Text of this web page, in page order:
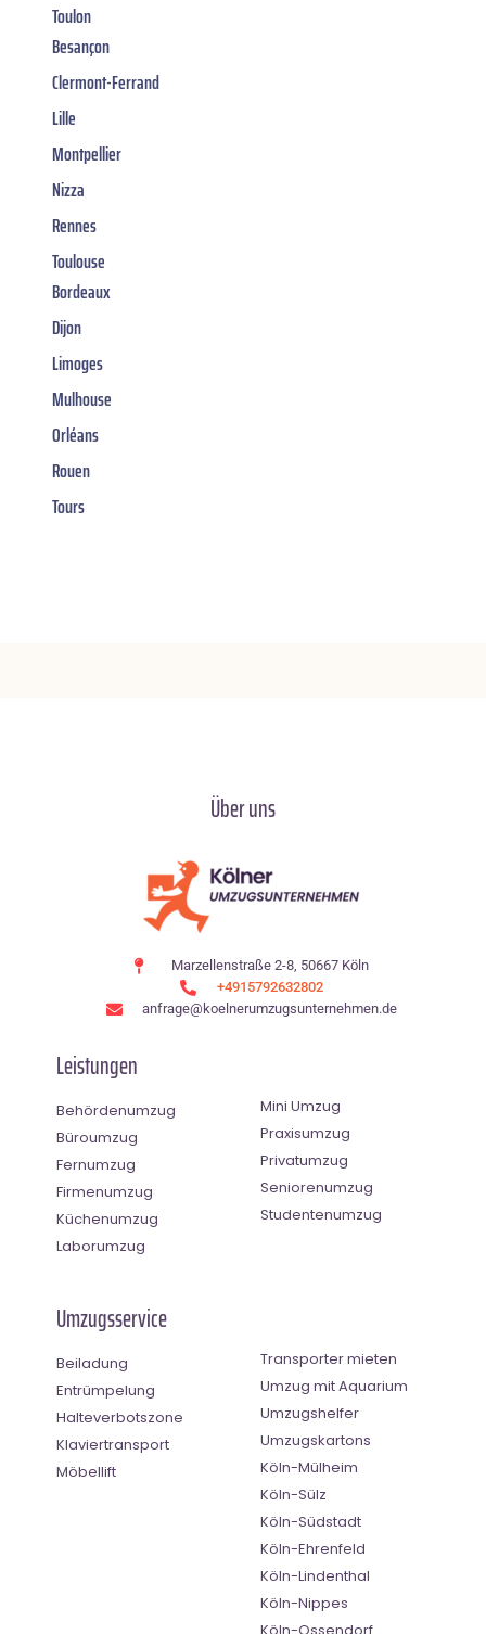
Toulon
Besançon
Clermont-Ferrand
Lille
Montpellier
Nizza
Rennes
Toulouse
Bordeaux
Dijon
Limoges
Mulhouse
Orléans
Rouen
Tours
Über uns
Marzellenstraße 2-8, 50667 Köln
+4915792632802
anfrage@koelnerumzugsunternehmen.de
Leistungen
Behördenumzug
Büroumzug
Fernumzug
Firmenumzug
Küchenumzug
Laborumzug
Mini Umzug
Praxisumzug
Privatumzug
Seniorenumzug
Studentenumzug
Umzugsservice
Beiladung
Entrümpelung
Halteverbotszone
Klaviertransport
Möbellift
Transporter mieten
Umzug mit Aquarium
Umzugshelfer
Umzugskartons
Köln-Mülheim
Köln-Sülz
Köln-Südstadt
Köln-Ehrenfeld
Köln-Lindenthal
Köln-Nippes